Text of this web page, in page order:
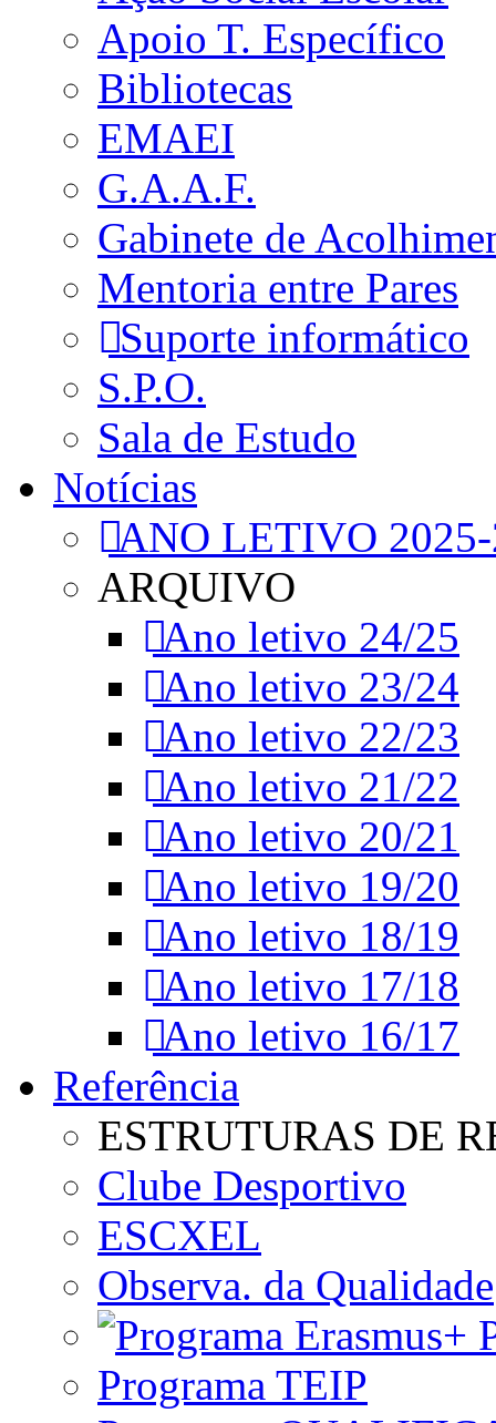
Apoio T. Específico
Bibliotecas
EMAEI
G.A.A.F.
Gabinete de
Mentoria entre Pares
Suporte informático
S.P.O.
Sala de Estudo
Notícias
ANO LETIVO
ARQUIVO
Ano letivo 24/25
Ano letivo 23/24
Ano letivo 22/23
Ano letivo 21/22
Ano letivo 20/21
Ano letivo 19/20
Ano letivo 18/19
Ano letivo 17/18
Ano letivo 16/17
Referência
ESTRUTURAS DE
Clube Desportivo
ESCXEL
Observa. da Qualidade
Programa TEIP